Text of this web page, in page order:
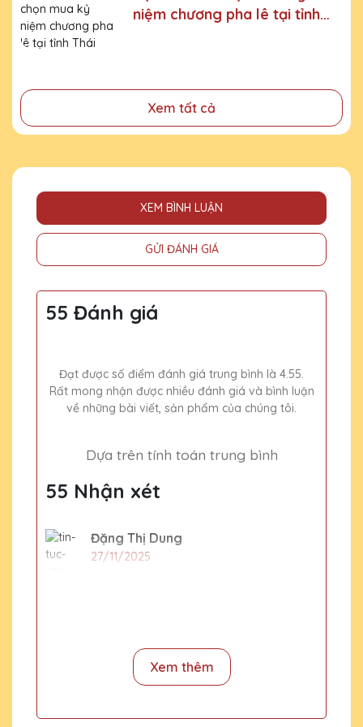
- Tri ân, thay lời cảm ơn gửi đến những cá nhân, tổ chức
đã cống hiến, đóng góp cho doanh nghiệp, cho cộng
đồng
niệm chương pha lê tại tỉnh
Xem tất cả
XEM BÌNH LUẬN
GỬI ĐÁNH GIÁ
55 Đánh giá
Đạt được số điểm đánh giá trung bình là 4.55.
Rất mong nhận được nhiều đánh giá và bình luận
về những bài viết, sản phẩm của chúng tôi.
Dựa trên tính toán trung bình
55 Nhận xét
Đặng Thị Dung
27/11/2025
CSKH Pha Lê Hà Nội
Dịp cuối năm rất nhiều đơn hàng và
Xem thêm